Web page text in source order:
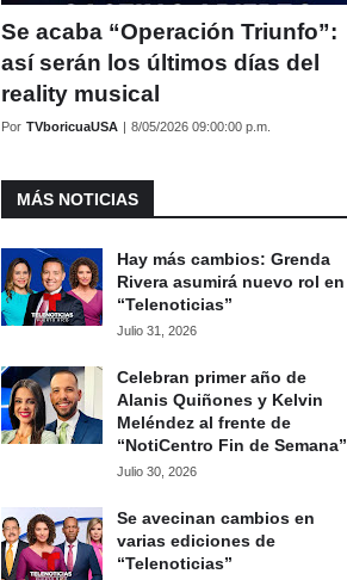
Se acaba “Operación Triunfo”:
así serán los últimos días del
reality musical
Por TVboricuaUSA | 8/05/2026 09:00:00 p.m.
MÁS NOTICIAS
Hay más cambios: Grenda
Rivera asumirá nuevo rol en
“Telenoticias”
Julio 31, 2026
Celebran primer año de
Alanis Quiñones y Kelvin
Meléndez al frente de
“NotiCentro Fin de Semana”
Julio 30, 2026
Se avecinan cambios en
varias ediciones de
“Telenoticias”